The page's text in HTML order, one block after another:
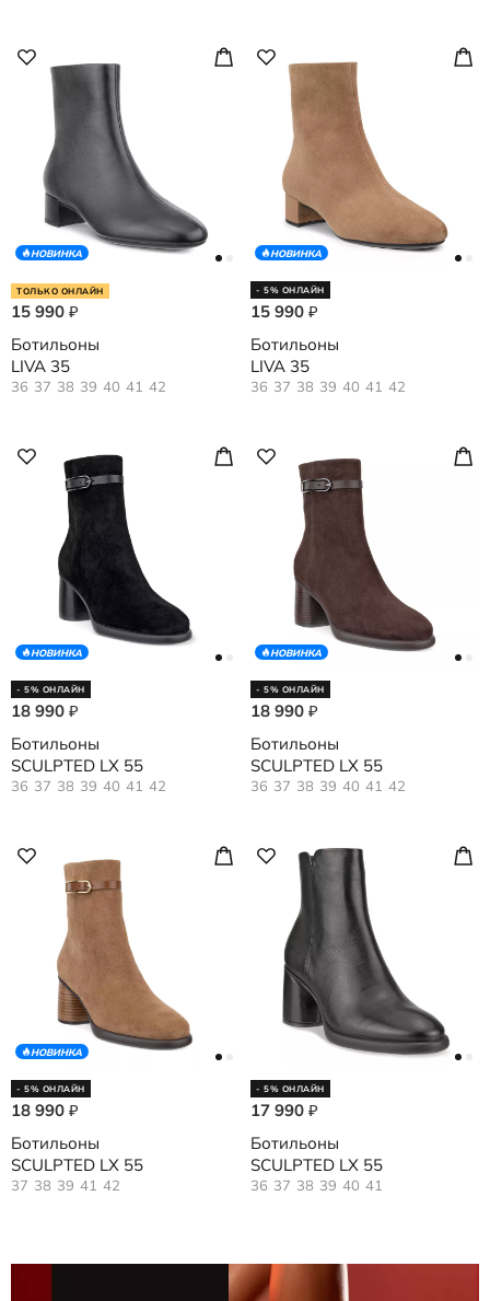
НОВИНКА
ТОЛЬКО ОНЛАЙН
15 990 ₽
Ботильоны
LIVA 35
36 37 38 39 40 41 42
НОВИНКА
- 5% ОНЛАЙН
15 990 ₽
Ботильоны
LIVA 35
36 37 38 39 40 41 42
НОВИНКА
- 5% ОНЛАЙН
18 990 ₽
Ботильоны
SCULPTED LX 55
36 37 38 39 40 41 42
НОВИНКА
- 5% ОНЛАЙН
18 990 ₽
Ботильоны
SCULPTED LX 55
36 37 38 39 40 41 42
НОВИНКА
- 5% ОНЛАЙН
18 990 ₽
Ботильоны
SCULPTED LX 55
37 38 39 41 42
- 5% ОНЛАЙН
17 990 ₽
Ботильоны
SCULPTED LX 55
36 37 38 39 40 41